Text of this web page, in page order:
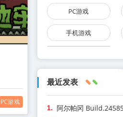
装中
PC游戏
PC游戏
手机游戏
最近发表